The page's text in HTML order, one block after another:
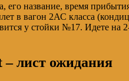
его название, время
в вагон 2АС класса
у стойки №17. Идете на
лист ожидания